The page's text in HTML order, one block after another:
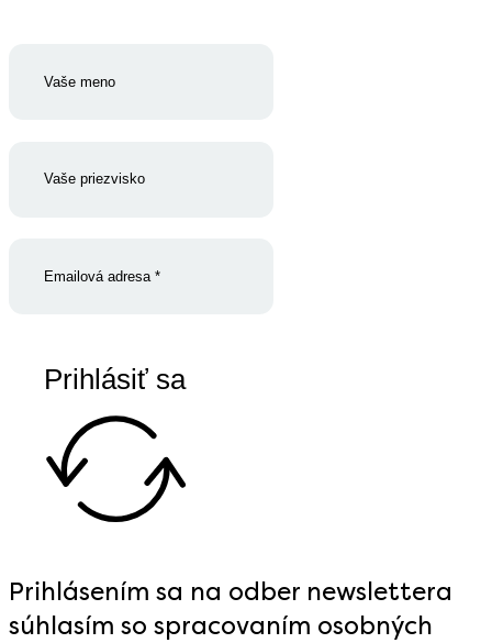
Prihlásiť sa
Prihlásením sa na odber newslettera
súhlasím so spracovaním osobných